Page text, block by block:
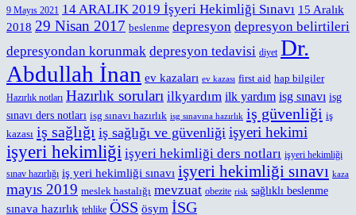
9 Mayıs 2021 14 ARALIK 2019 İşyeri Hekimliği Sınavı 15 Aralık
2018 29 Nisan 2017 beslenme depresyon depresyon belirtileri
depresyondan korunmak depresyon tedavisi diyet Dr.
Abdullah İnan ev kazaları ev kazası first aid hap bilgiler
Hazırlık notları Hazırlık soruları ilkyardım ilk yardım isg sınavı isg
sınavı ders notları isg sınavı hazırlık isg sınavına hazırlık iş güvenliği iş
kazası iş sağlığı iş sağlığı ve güvenliği işyeri hekimi
işyeri hekimliği işyeri hekimliği ders notları işyeri hekimliği
sınav hazırlığı iş yeri hekimliği sınavı işyeri hekimliği sınavı kaza
mayıs 2019 meslek hastalığı mevzuat obezite risk sağlıklı beslenme
sınava hazırlık tehlike ÖSS ösym İSG